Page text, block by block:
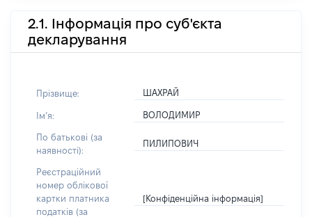
2.1. Інформація про суб'єкта
декларування
Прізвище: ШАХРАЙ
Імʼя: ВОЛОДИМИР
По батькові (за
наявності):
ПИЛИПОВИЧ
Реєстраційний
номер облікової
картки платника
податків (за
[Конфіденційна інформація]